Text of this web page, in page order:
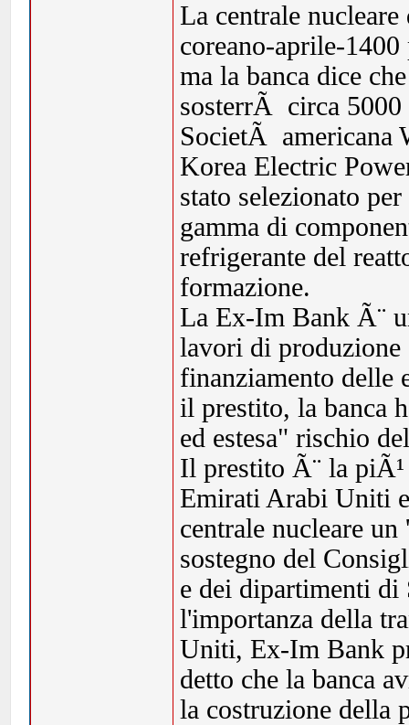
La centrale
coreano-aprile-
ma la banca dice
sosterrÃ circa
SocietÃ americana
Korea Electric
stato selezionato
gamma di
refrigerante del
formazione.
La Ex-Im Bank Ã¨
lavori di produzione
finanziamento delle
il prestito, la banca
ed estesa" rischio
Il prestito Ã¨ la
Emirati Arabi Uniti
centrale nucleare
sostegno del
e dei dipartimenti di
l'importanza della
Uniti, Ex-Im Bank
detto che la banca
la costruzione della